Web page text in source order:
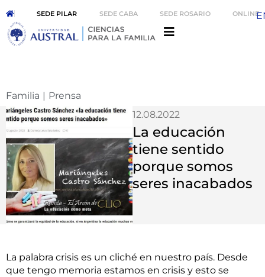
SEDE PILAR SEDE CABA SEDE ROSARIO ONLINE
Familia
Prensa
12.08.2022
La educación
tiene sentido
porque somos
seres inacabados
La palabra crisis es un cliché en nuestro país. Desde
que tengo memoria estamos en crisis y esto se